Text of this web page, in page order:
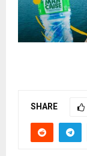
SHARE